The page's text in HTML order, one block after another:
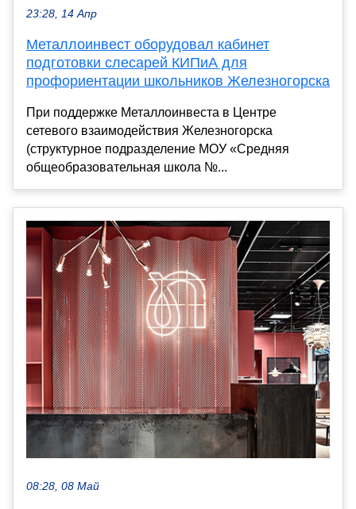
23:28, 14 Апр
Металлоинвест оборудовал кабинет
подготовки слесарей КИПиА для
профориентации школьников Железногорска
При поддержке Металлоинвеста в Центре
сетевого взаимодействия Железногорска
(структурное подразделение МОУ «Средняя
общеобразовательная школа №...
08:28, 08 Май